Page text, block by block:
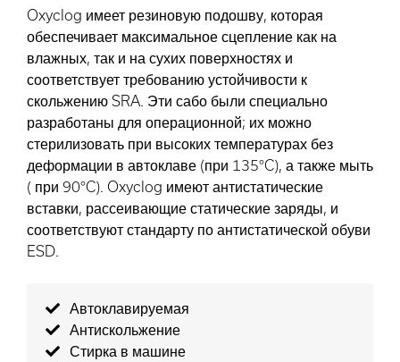
Oxyclog имеет резиновую подошву, которая
обеспечивает максимальное сцепление как на
влажных, так и на сухих поверхностях и
соответствует требованию устойчивости к
скольжению SRA. Эти сабо были специально
разработаны для операционной; их можно
стерилизовать при высоких температурах без
деформации в автоклаве (при 135°C), а также мыть
( при 90°C). Oxyclog имеют антистатические
вставки, рассеивающие статические заряды, и
соответствуют стандарту по антистатической обуви
ESD.
Автоклавируемая
Антискольжение
Стирка в машине